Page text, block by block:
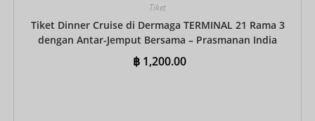
Tiket
Tiket Dinner Cruise di Dermaga TERMINAL 21 Rama 3
dengan Antar-Jemput Bersama – Prasmanan India
฿ 1,200.00